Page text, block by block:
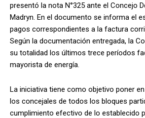
presentó la nota N°325 ante el Concejo
Madryn. En el documento se informa el
pagos correspondientes a la factura
Según la documentación entregada, la
su totalidad los últimos trece períodos
mayorista de energía.
La iniciativa tiene como objetivo poner
los concejales de todos los bloques
cumplimiento efectivo de lo establecido